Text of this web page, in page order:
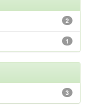
2
1
3